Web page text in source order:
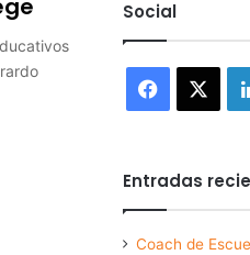
Social
Facebook
Entradas
Coach de